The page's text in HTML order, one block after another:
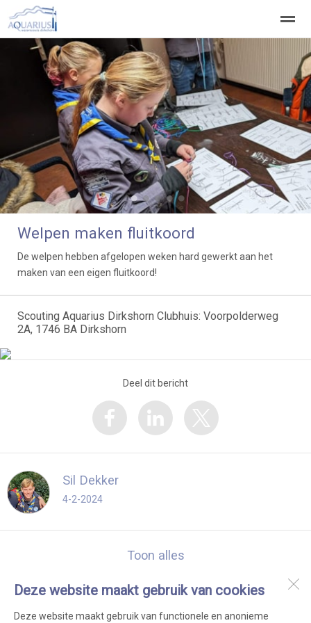
Welkom Welpen Zeeverkenners Wilde vaart
Zoeken Vacatures
Deze website maakt gebruik van cookies
Deze website maakt gebruik van functionele en anonieme
● ● ● ● ●
Welpen maken fluitkoord
De welpen hebben afgelopen weken hard gewerkt aan het
maken van een eigen fluitkoord!
Scouting Aquarius Dirkshorn Clubhuis: Voorpolderweg
2A, 1746 BA Dirkshorn
Deel dit bericht
Sil Dekker
4-2-2024
Toon alles
Clubhuis: Voorpolderweg 2A